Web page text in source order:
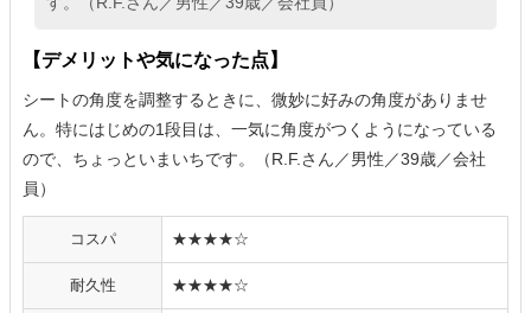
【デメリットや気になった点】
シートの角度を調整するときに、微妙に好みの角度がありませ
ん。特にはじめの1段目は、一気に角度がつくようになっている
ので、ちょっといまいちです。（R.F.さん／男性／39歳／会社
員）
コスパ ★★★★☆
耐久性 ★★★★☆